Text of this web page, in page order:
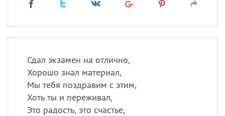
Сдал экзамен на отлично,
Хорошо знал материал,
Мы тебя поздравим с этим,
Хоть ты и переживал,
Это радость, это счастье,